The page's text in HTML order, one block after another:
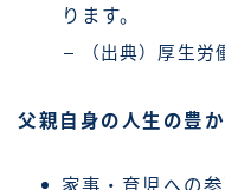
ります。
（出典）厚生労
父親自身の人生の豊
家事・育児への